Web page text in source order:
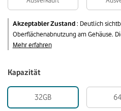
Akzeptabler Zustand: Deutlich
Oberflächenabnutzung am Gehäuse.
Mehr erfahren
Kapazität
32GB